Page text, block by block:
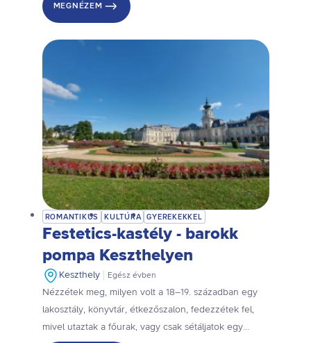
van egy felejthetetlen kiránduláshoz.
MEGNÉZEM
ROMANTIKUS KULTÚRA GYEREKEKKEL
Festetics-kastély - barokk
pompa Keszthelyen
Keszthely Egész évben
Nézzétek meg, milyen volt a 18–19. században egy
lakosztály, könyvtár, étkezőszalon, fedezzétek fel,
mivel utaztak a főurak, vagy csak sétáljatok egy